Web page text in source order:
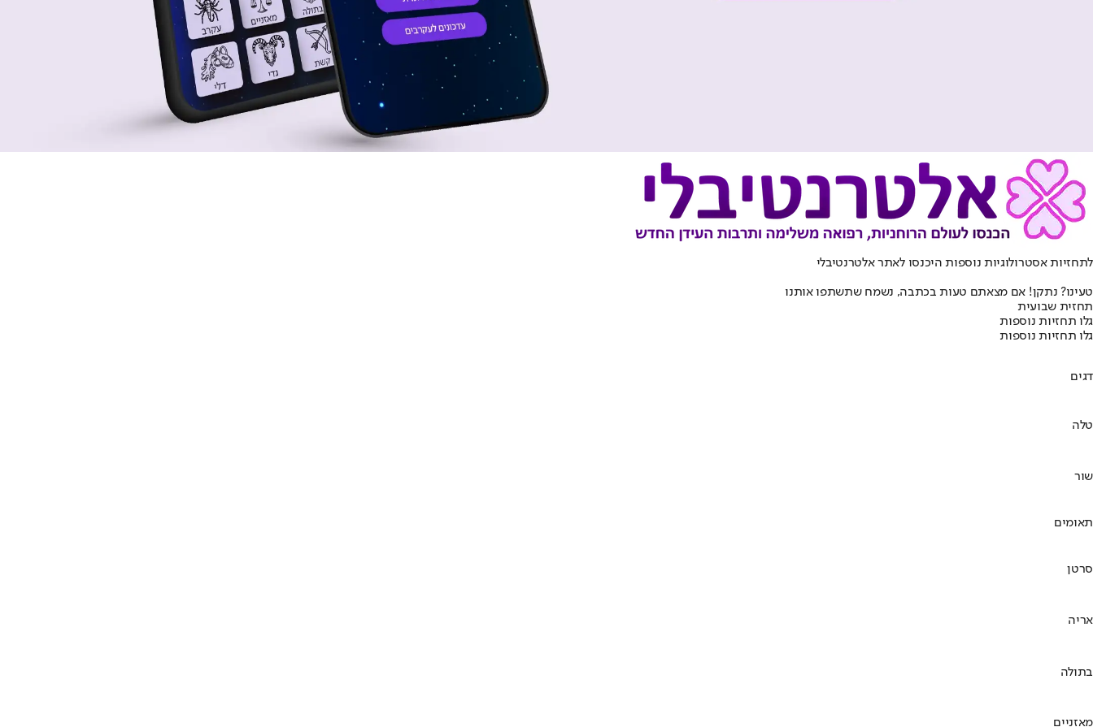
לתחזיות אסטרולוגיות נוספות היכנסו לאתר אלטרנטיבלי
טעינו? נתקן! אם מצאתם טעות בכתבה, נשמח שתשתפו אותנו
תחזית שבועית
גלו תחזיות נוספות
גלו תחזיות נוספות
דגים
טלה
שור
תאומים
סרטן
אריה
בתולה
מאזניים